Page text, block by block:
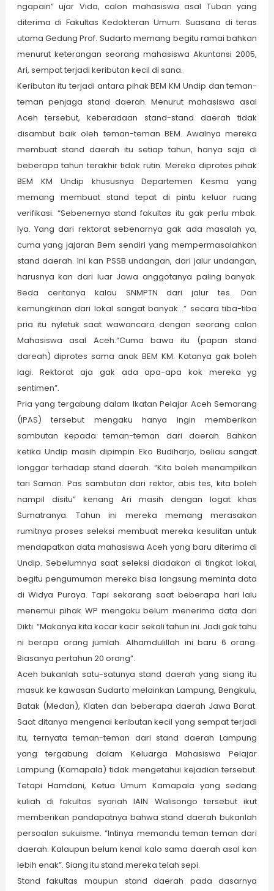
ngapain” ujar Vida, calon mahasiswa asal Tuban yang
diterima di Fakultas Kedokteran Umum. Suasana di teras
utama Gedung Prof. Sudarto memang begitu ramai bahkan
menurut keterangan seorang mahasiswa Akuntansi 2005,
Ari, sempat terjadi keributan kecil di sana.
Keributan itu terjadi antara pihak BEM KM Undip dan teman-
teman penjaga stand daerah. Menurut mahasiswa asal
Aceh tersebut, keberadaan stand-stand daerah tidak
disambut baik oleh teman-teman BEM. Awalnya mereka
membuat stand daerah itu setiap tahun, hanya saja di
beberapa tahun terakhir tidak rutin. Mereka diprotes pihak
BEM KM Undip khususnya Departemen Kesma yang
memang membuat stand tepat di pintu keluar ruang
verifikasi. “Sebenernya stand fakultas itu gak perlu mbak.
Iya. Yang dari rektorat sebenarnya gak ada masalah ya,
cuma yang jajaran Bem sendiri yang mempermasalahkan
stand daerah. Ini kan PSSB undangan, dari jalur undangan,
harusnya kan dari luar Jawa anggotanya paling banyak.
Beda ceritanya kalau SNMPTN dari jalur tes. Dan
kemungkinan dari lokal sangat banyak…” secara tiba-tiba
pria itu nyletuk saat wawancara dengan seorang calon
Mahasiswa asal Aceh.“Cuma bawa itu (papan stand
dareah) diprotes sama anak BEM KM. Katanya gak boleh
lagi. Rektorat aja gak ada apa-apa kok mereka yg
sentimen”.
Pria yang tergabung dalam Ikatan Pelajar Aceh Semarang
(IPAS) tersebut mengaku hanya ingin memberikan
sambutan kepada teman-teman dari daerah. Bahkan
ketika Undip masih dipimpin Eko Budiharjo, beliau sangat
longgar terhadap stand daerah. “Kita boleh menampilkan
tari Saman. Pas sambutan dari rektor, abis tes, kita boleh
nampil disitu” kenang Ari masih dengan logat khas
Sumatranya. Tahun ini mereka memang merasakan
rumitnya proses seleksi membuat mereka kesulitan untuk
mendapatkan data mahasiswa Aceh yang baru diterima di
Undip. Sebelumnya saat seleksi diadakan di tingkat lokal,
begitu pengumuman mereka bisa langsung meminta data
di Widya Puraya. Tapi sekarang saat beberapa hari lalu
menemui pihak WP mengaku belum menerima data dari
Dikti. “Makanya kita kocar kacir sekali tahun ini. Jadi gak tahu
ni berapa orang jumlah. Alhamdulillah ini baru 6 orang.
Biasanya pertahun 20 orang”.
Aceh bukanlah satu-satunya stand daerah yang siang itu
masuk ke kawasan Sudarto melainkan Lampung, Bengkulu,
Batak (Medan), Klaten dan beberapa daerah Jawa Barat.
Saat ditanya mengenai keributan kecil yang sempat terjadi
itu, ternyata teman-teman dari stand daerah Lampung
yang tergabung dalam Keluarga Mahasiswa Pelajar
Lampung (Kamapala) tidak mengetahui kejadian tersebut.
Tetapi Hamdani, Ketua Umum Kamapala yang sedang
kuliah di fakultas syariah IAIN Walisongo tersebut ikut
memberikan pandapatnya bahwa stand daerah bukanlah
persoalan sukuisme. “Intinya memandu teman teman dari
daerah. Kalaupun belum kenal kalo sama daerah asal kan
lebih enak”. Siang itu stand mereka telah sepi.
Stand fakultas maupun stand daerah pada dasarnya